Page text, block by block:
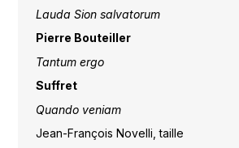
Lauda Sion salvatorum
Pierre Bouteiller
Tantum ergo
Suffret
Quando veniam
Jean-François Novelli, taille